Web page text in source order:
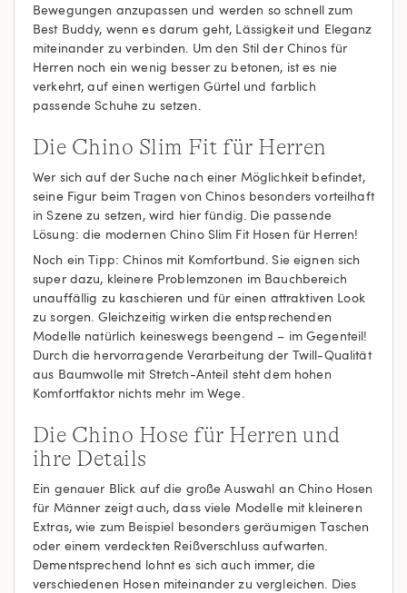
Bewegungen anzupassen und werden so schnell zum
Best Buddy, wenn es darum geht, Lässigkeit und Eleganz
miteinander zu verbinden. Um den Stil der Chinos für
Herren noch ein wenig besser zu betonen, ist es nie
verkehrt, auf einen wertigen Gürtel und farblich
passende Schuhe zu setzen.
Die Chino Slim Fit für Herren
Wer sich auf der Suche nach einer Möglichkeit befindet,
seine Figur beim Tragen von Chinos besonders vorteilhaft
in Szene zu setzen, wird hier fündig. Die passende
Lösung: die modernen Chino Slim Fit Hosen für Herren!
Noch ein Tipp: Chinos mit Komfortbund. Sie eignen sich
super dazu, kleinere Problemzonen im Bauchbereich
unauffällig zu kaschieren und für einen attraktiven Look
zu sorgen. Gleichzeitig wirken die entsprechenden
Modelle natürlich keineswegs beengend – im Gegenteil!
Durch die hervorragende Verarbeitung der Twill-Qualität
aus Baumwolle mit Stretch-Anteil steht dem hohen
Komfortfaktor nichts mehr im Wege.
Die Chino Hose für Herren und
ihre Details
Ein genauer Blick auf die große Auswahl an Chino Hosen
für Männer zeigt auch, dass viele Modelle mit kleineren
Extras, wie zum Beispiel besonders geräumigen Taschen
oder einem verdeckten Reißverschluss aufwarten.
Dementsprechend lohnt es sich auch immer, die
verschiedenen Hosen miteinander zu vergleichen. Dies